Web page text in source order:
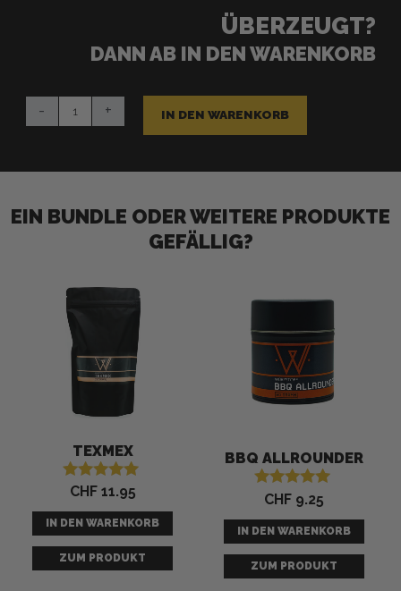
ÜBERZEUGT?
DANN AB IN DEN WARENKORB
-
Menge
+ IN DEN WARENKORB
EIN BUNDLE ODER WEITERE PRODUKTE
GEFÄLLIG?
TEXMEX
Bewertet mit
von 5
CHF11.95
IN DEN WARENKORB
ZUM PRODUKT
BBQ ALLROUNDER
Bewertet mit
von 5
CHF 9.25
IN DEN WARENKORB
ZUM PRODUKT